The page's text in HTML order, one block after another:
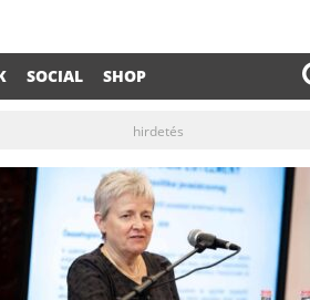
SOCIAL SHOP
hirdetés